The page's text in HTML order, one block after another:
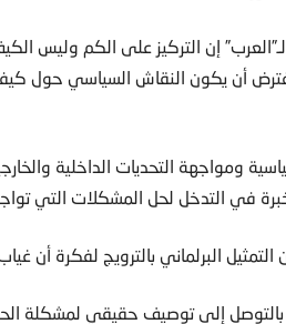
لـ”العرب” إن التركيز على الكم وليس
أن يكون النقاش السياسي حول
ومواجهة التحديات الداخلية
في التدخل لحل المشكلات التي
البرلماني بالترويج لفكرة أن
بالتوصل إلى توصيف حقيقي لمشكلة